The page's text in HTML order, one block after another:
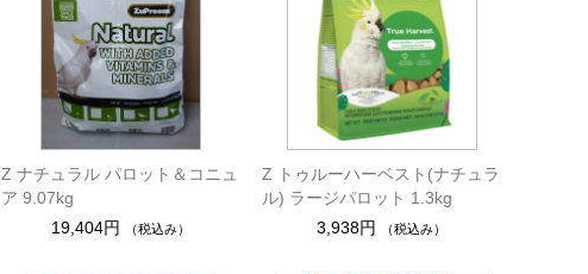
Z ナチュラル パロット＆コニュ
ア 9.07kg
19,404円
（税込み）
Z トゥルーハーベスト(ナチュラ
ル) ラージパロット 1.3kg
3,938円
（税込み）